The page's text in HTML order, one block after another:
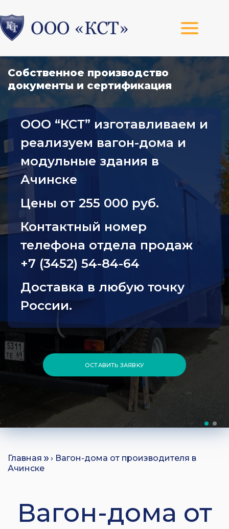
Собственное производство
документы и сертификация
ООО “КСТ” изготавливаем и
реализуем вагон-дома и
модульные здания в
Ачинске
Цены от 255 000 руб.
Контактный номер
телефона отдела продаж
+7 (3452) 54-84-64
Доставка в любую точку
России.
ОСТАВИТЬ ЗАЯВКУ
Главная
› Вагон-дома от производителя в
Ачинске
Вагон-дома от